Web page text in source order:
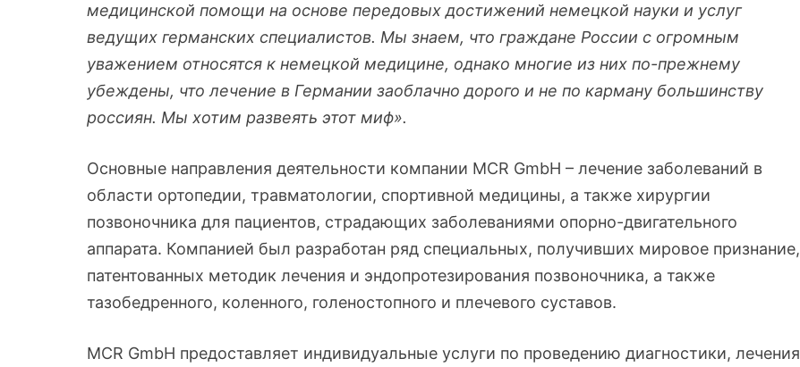
медицинской помощи на основе передовых достижений немецкой науки и услуг
ведущих германских специалистов. Мы знаем, что граждане России с огромным
уважением относятся к немецкой медицине, однако многие из них по-прежнему
убеждены, что лечение в Германии заоблачно дорого и не по карману большинству
россиян. Мы хотим развеять этот миф».
Основные направления деятельности компании MCR GmbH – лечение заболеваний в
области ортопедии, травматологии, спортивной медицины, а также хирургии
позвоночника для пациентов, страдающих заболеваниями опорно-двигательного
аппарата. Компанией был разработан ряд специальных, получивших мировое признание,
патентованных методик лечения и эндопротезирования позвоночника, а также
тазобедренного, коленного, голеностопного и плечевого суставов.
MCR GmbH предоставляет индивидуальные услуги по проведению диагностики, лечения